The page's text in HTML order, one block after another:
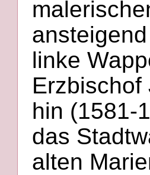
linke
Erzbischof
hin (1581-
das
alten